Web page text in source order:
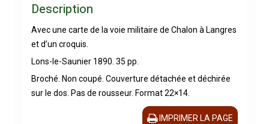
Description
Avec une carte de la voie militaire de Chalon à Langres
et d’un croquis.
Lons-le-Saunier 1890. 35 pp.
Broché. Non coupé. Couverture détachée et déchirée
sur le dos. Pas de rousseur. Format 22×14.
IMPRIMER LA PAGE